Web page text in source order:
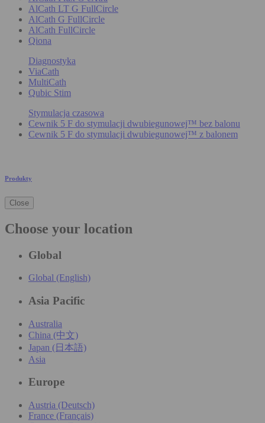
AlCath LT G FullCircle
AlCath G FullCircle
AlCath FullCircle
Qiona
Diagnostyka
ViaCath
MultiCath
Qubic Stim
Stymulacja czasowa
Cewnik 5 F do stymulacji dwubiegunowej™ bez balonu
Cewnik 5 F do stymulacji dwubiegunowej™ z balonem
Produkty
Close
Choose your location
Global
Global (English)
Asia Pacific
Australia
China (中文)
Japan (日本語)
Asia
Europe
Austria (Deutsch)
France (Français)